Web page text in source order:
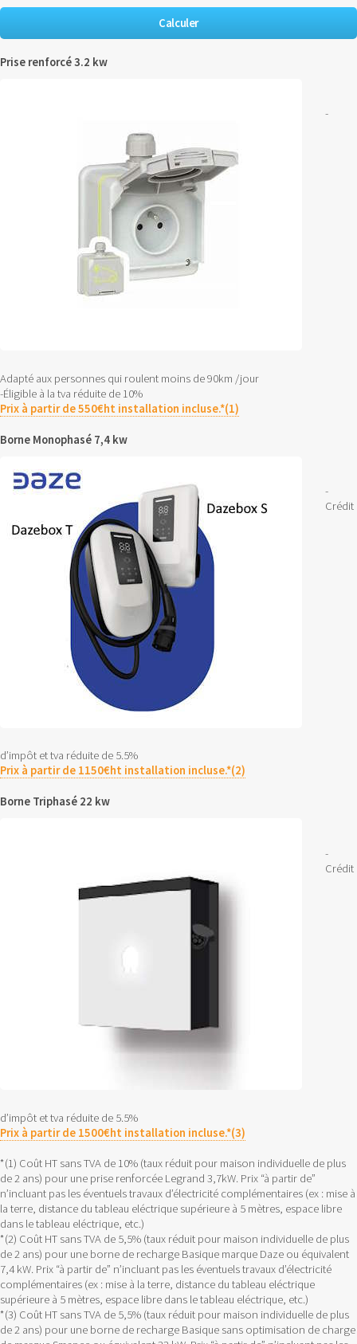
Prise renforcé 3.2 kw
-
Adapté aux personnes qui roulent moins de 90km /jour
-Éligible à la tva réduite de 10%
Prix à partir de 550€ht installation incluse.*(1)
Borne Monophasé 7,4 kw
-
Crédit
d’impôt et tva réduite de 5.5%
Prix à partir de 1150€ht installation incluse.*(2)
Borne Triphasé 22 kw
-
Crédit
d’impôt et tva réduite de 5.5%
Prix à partir de 1500€ht installation incluse.*(3)
*(1) Coût HT sans TVA de 10% (taux réduit pour maison individuelle de plus
de 2 ans) pour une prise renforcée Legrand 3,7kW. Prix “à partir de”
n’incluant pas les éventuels travaux d’électricité complémentaires (ex : mise à
la terre, distance du tableau eléctrique supérieure à 5 mètres, espace libre
dans le tableau eléctrique, etc.)
*(2) Coût HT sans TVA de 5,5% (taux réduit pour maison individuelle de plus
de 2 ans) pour une borne de recharge Basique marque Daze ou équivalent
7,4 kW. Prix “à partir de” n’incluant pas les éventuels travaux d’électricité
complémentaires (ex : mise à la terre, distance du tableau eléctrique
supérieure à 5 mètres, espace libre dans le tableau eléctrique, etc.)
*(3) Coût HT sans TVA de 5,5% (taux réduit pour maison individuelle de plus
de 2 ans) pour une borne de recharge Basique sans optimisation de charge